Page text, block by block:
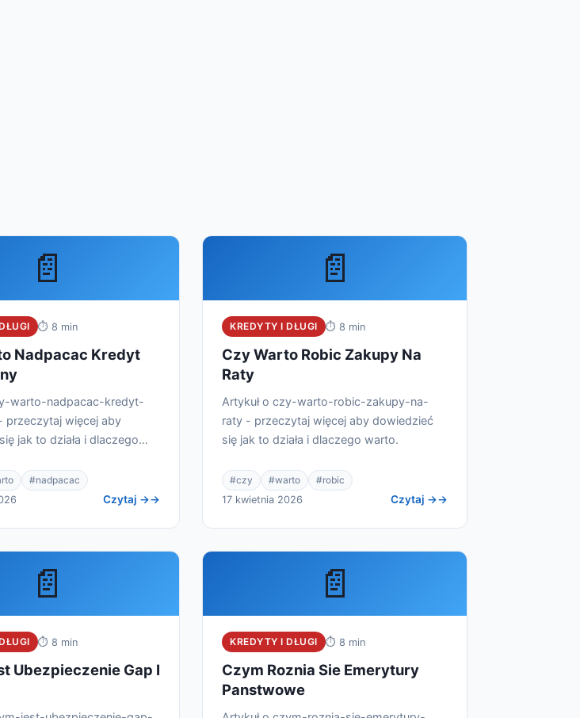
📄
⏱ 8 min
Nadpacac Kredyt
warto-nadpacac-kredyt-
przeczytaj więcej aby
jak to działa i dlaczego
#nadpacac
Czytaj →
📄
KREDYTY I DŁUGI ⏱ 8 min
Czy Warto Robic Zakupy Na
Raty
Artykuł o czy-warto-robic-zakupy-na-
raty - przeczytaj więcej aby dowiedzieć
się jak to działa i dlaczego warto.
#czy #warto
#robic
17 kwietnia 2026
Czytaj →
📄
⏱ 8 min
Ubezpieczenie Gap I
📄
KREDYTY I DŁUGI ⏱ 8 min
Czym Roznia Sie Emerytury
Panstwowe